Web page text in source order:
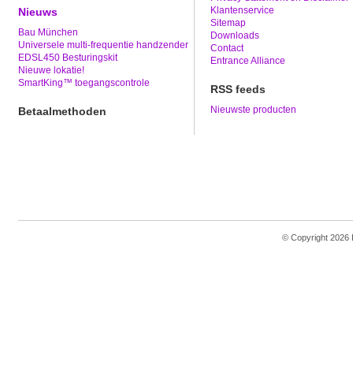
Nieuws
Bau München
Universele multi-frequentie handzender
EDSL450 Besturingskit
Nieuwe lokatie!
SmartKing™ toegangscontrole
Betaalmethoden
Klantenservice
Sitemap
Downloads
Contact
Entrance Alliance
RSS feeds
Nieuwste producten
© Copyright 2026